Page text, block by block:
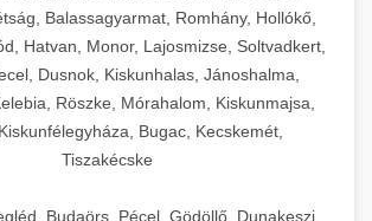
Balassagyarmat, Romhány, Hollókő,
Hatvan, Monor, Lajosmizse, Soltvadkert,
Dusnok, Kiskunhalas, Jánoshalma,
Röszke, Mórahalom, Kiskunmajsa,
Bugac, Kecskemét,
Tiszakécske
Budaörs, Pécel, Gödöllő, Dunakeszi,